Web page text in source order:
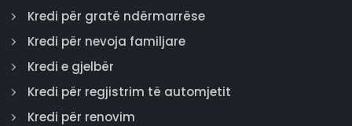
Kredi për gratë ndërmarrëse
Kredi për nevoja familjare
Kredi e gjelbër
Kredi për regjistrim të automjetit
Kredi për renovim